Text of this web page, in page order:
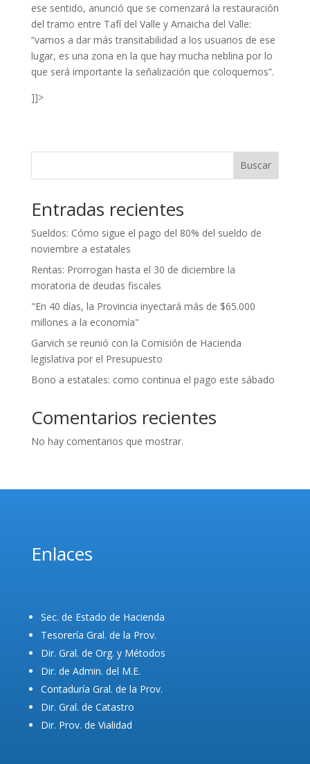
ese sentido, anunció que se comenzará la restauración
del tramo entre Tafí del Valle y Amaicha del Valle:
“vamos a dar más transitabilidad a los usuarios de ese
lugar, es una zona en la que hay mucha neblina por lo
que será importante la señalización que coloquemos”.
]]>
Buscar
Entradas recientes
Sueldos: Cómo sigue el pago del 80% del sueldo de
noviembre a estatales
Rentas: Prorrogan hasta el 30 de diciembre la
moratoria de deudas fiscales
"En 40 días, la Provincia inyectará más de $65.000
millones a la economía"
Garvich se reunió con la Comisión de Hacienda
legislativa por el Presupuesto
Bono a estatales: como continua el pago este sábado
Comentarios recientes
No hay comentarios que mostrar.
Enlaces
Sec. de Estado de Hacienda
Tesorería Gral. de la Prov.
Dir. Gral. de Org. y Métodos
Dir. de Admin. del M.E.
Contaduría Gral. de la Prov.
Dir. Gral. de Catastro
Dir. Prov. de Vialidad